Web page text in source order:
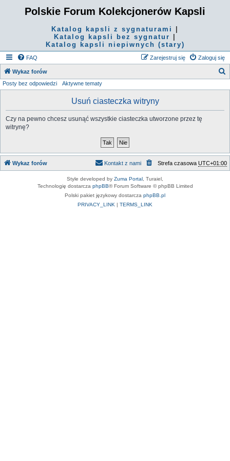
Polskie Forum Kolekcjonerów Kapsli
Katalog kapsli z sygnaturami
Katalog kapsli bez sygnatur
Katalog kapsli niepiwnych (stary)
FAQ Zaloguj się
Zarejestruj się
Wykaz forów
Posty bez odpowiedzi Aktywne tematy
Usuń ciasteczka witryny
Czy na pewno chcesz usunąć wszystkie ciasteczka utworzone przez tę
witrynę?
Wykaz forów Strefa czasowa UTC+01:00
Kontakt z nami
Style developed by Zuma Portal , Turaiel,
Technologię dostarcza phpBB® Forum Software © phpBB Limited
Polski pakiet językowy dostarcza phpBB.pl
PRIVACY_LINK | TERMS_LINK